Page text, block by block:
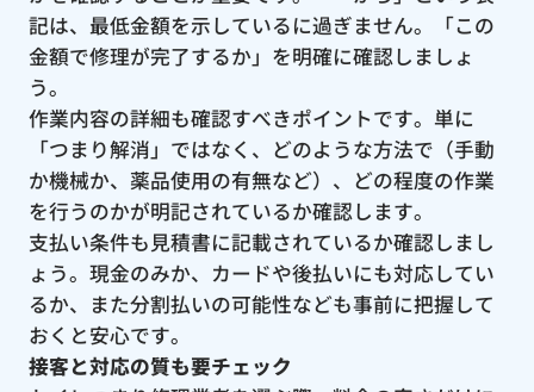
記は、最低金額を示しているに過ぎません。「この
金額で修理が完了するか」を明確に確認しましょ
う。
作業内容の詳細も確認すべきポイントです。単に
「つまり解消」ではなく、どのような方法で（手動
か機械か、薬品使用の有無など）、どの程度の作業
を行うのかが明記されているか確認します。
支払い条件も見積書に記載されているか確認しまし
ょう。現金のみか、カードや後払いにも対応してい
るか、また分割払いの可能性なども事前に把握して
おくと安心です。
接客と対応の質も要チェック